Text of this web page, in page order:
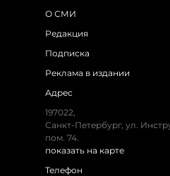
О СМИ
Редакция
Подписка
Реклама в издании
Адрес
197022,
Санкт-Петербург, ул.
пом. 74.
показать на карте
Телефон